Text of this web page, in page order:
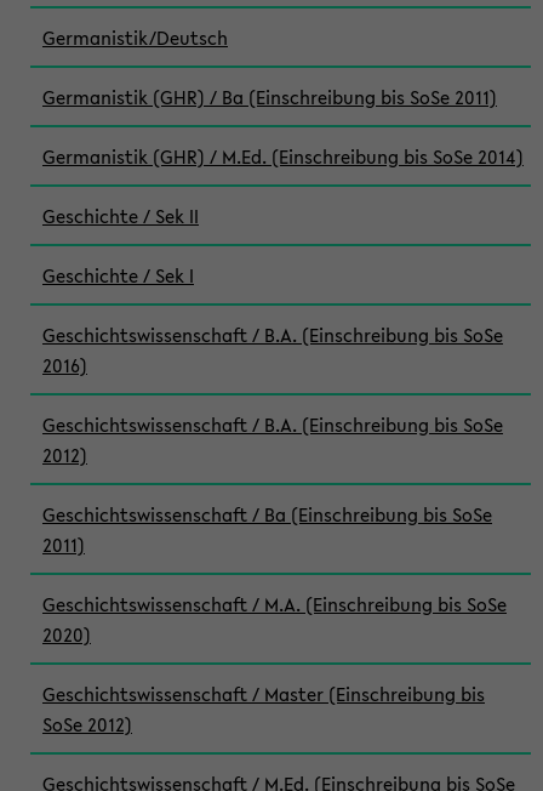
Germanistik/Deutsch
Germanistik (GHR) / Ba (Einschreibung bis SoSe 2011)
Germanistik (GHR) / M.Ed. (Einschreibung bis SoSe 2014)
Geschichte / Sek II
Geschichte / Sek I
Geschichtswissenschaft / B.A. (Einschreibung bis SoSe
2016)
Geschichtswissenschaft / B.A. (Einschreibung bis SoSe
2012)
Geschichtswissenschaft / Ba (Einschreibung bis SoSe
2011)
Geschichtswissenschaft / M.A. (Einschreibung bis SoSe
2020)
Geschichtswissenschaft / Master (Einschreibung bis
SoSe 2012)
Geschichtswissenschaft / M.Ed. (Einschreibung bis SoSe